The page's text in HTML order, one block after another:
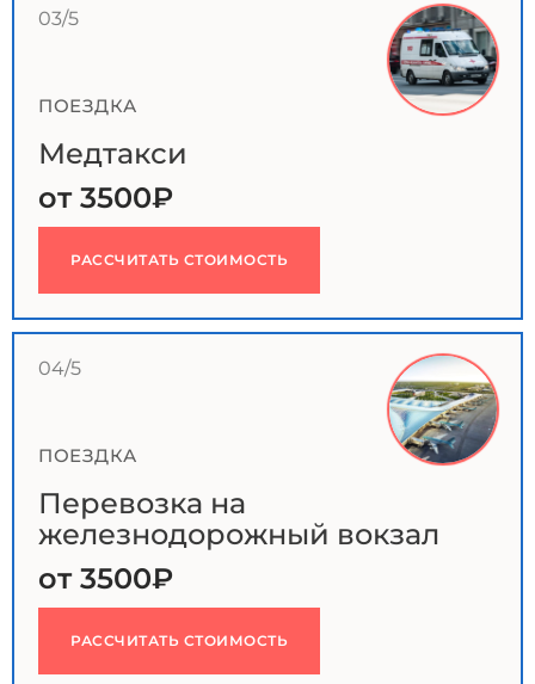
03/5
ПОЕЗДКА
Медтакси
от 3500₽
РАССЧИТАТЬ СТОИМОСТЬ
04/5
ПОЕЗДКА
Перевозка на
железнодорожный вокзал
от 3500₽
РАССЧИТАТЬ СТОИМОСТЬ